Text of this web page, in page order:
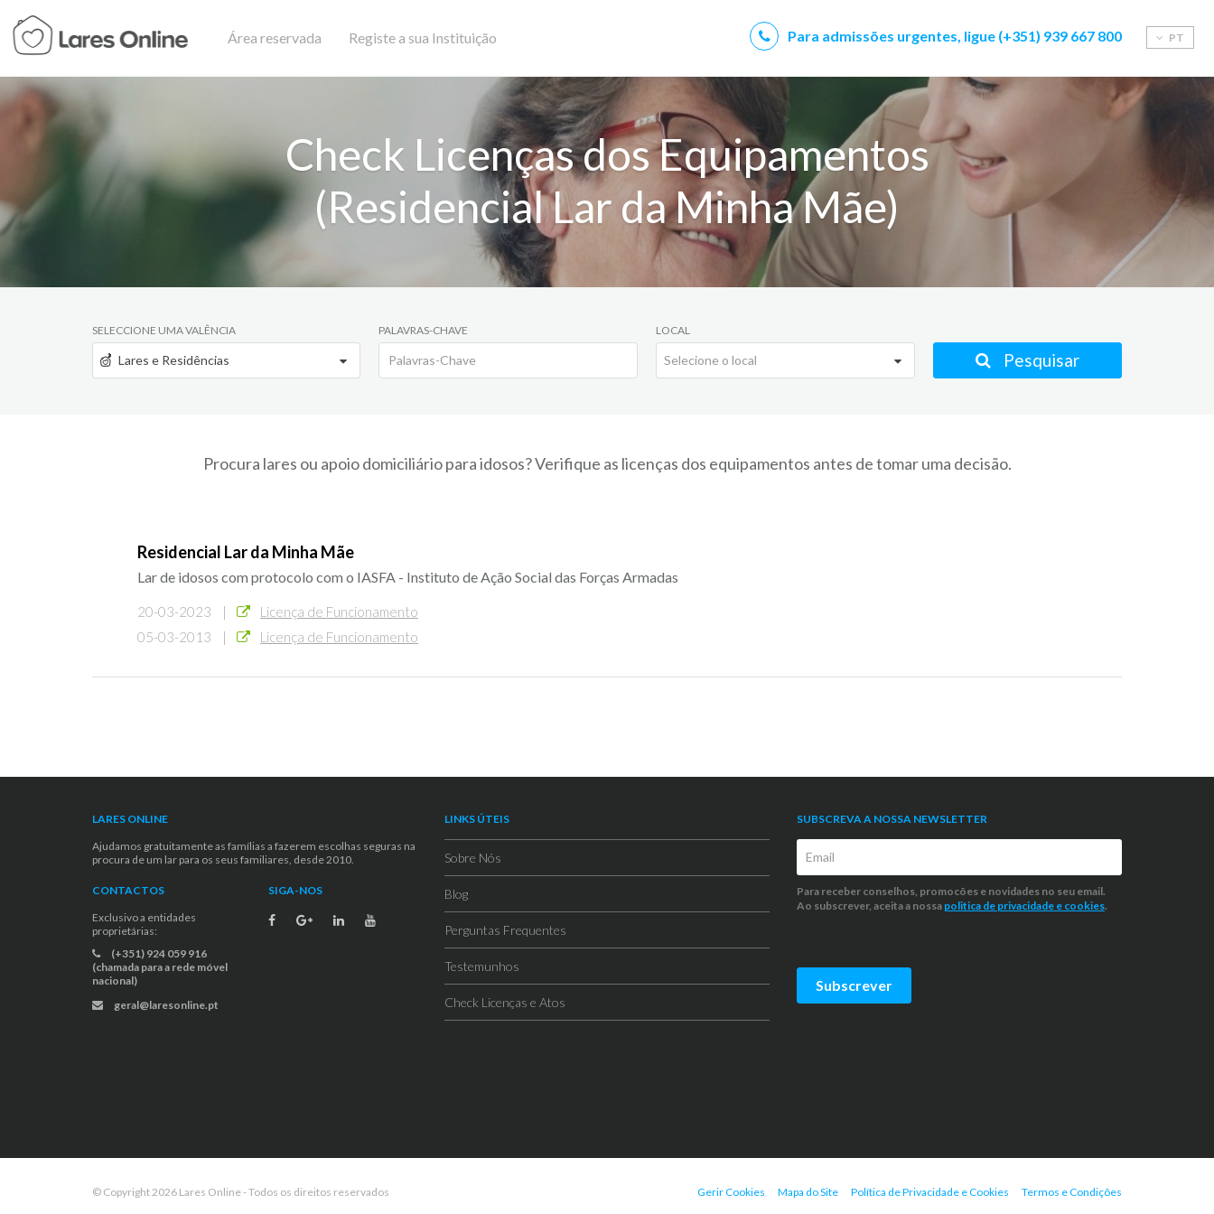
Área reservada Registe a sua Instituição PT
Para admissões urgentes, ligue (+351) 939 667 800
Check Licenças dos Equipamentos
(Residencial Lar da Minha Mãe)
SELECCIONE UMA VALÊNCIA
Lares e Residências
PALAVRAS-CHAVE LOCAL
Selecione o local Pesquisar
Procura lares ou apoio domiciliário para idosos? Verifique as licenças dos equipamentos antes de tomar uma decisão.
Residencial Lar da Minha Mãe
Lar de idosos com protocolo com o IASFA - Instituto de Ação Social das Forças Armadas
20-03-2023 |
Licença de Funcionamento
05-03-2013 |
Licença de Funcionamento
LARES ONLINE
Ajudamos gratuitamente as famílias a fazerem escolhas seguras na
procura de um lar para os seus familiares, desde 2010.
CONTACTOS
Exclusivo a entidades
proprietárias:
(+351) 924 059 916
(chamada para a rede móvel
nacional)
geral@laresonline.pt
SIGA-NOS
LINKS ÚTEIS
Sobre Nós
Blog
Perguntas Frequentes
Testemunhos
Check Licenças e Atos
SUBSCREVA A NOSSA NEWSLETTER
Para receber conselhos, promocões e novidades no seu email.
Ao subscrever, aceita a nossa politica de privacidade e cookies.
Subscrever
© Copyright 2026 Lares Online - Todos os direitos reservados Gerir Cookies Mapa do Site Política de Privacidade e Cookies Termos e Condições